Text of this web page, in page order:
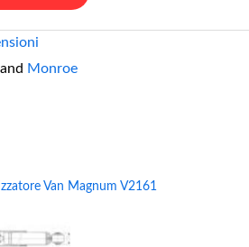
Monroe
Van Magnum V2161